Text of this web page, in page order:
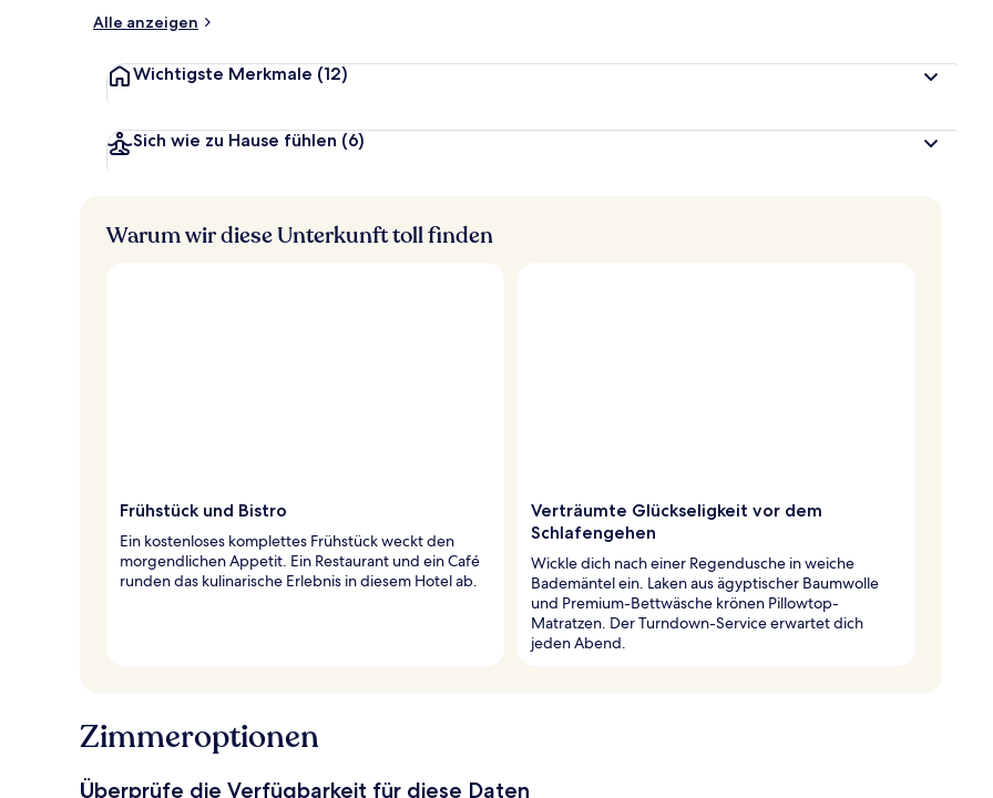
Alle anzeigen
Wichtigste Merkmale (12)
Sich wie zu Hause fühlen (6)
Warum wir diese Unterkunft toll finden
Frühstück und Bistro
Ein kostenloses komplettes Frühstück weckt den
morgendlichen Appetit. Ein Restaurant und ein Café
runden das kulinarische Erlebnis in diesem Hotel ab.
Verträumte Glückseligkeit vor dem
Schlafengehen
Wickle dich nach einer Regendusche in weiche
Bademäntel ein. Laken aus ägyptischer Baumwolle
und Premium-Bettwäsche krönen Pillowtop-
Matratzen. Der Turndown-Service erwartet dich
jeden Abend.
Zimmeroptionen
Überprüfe die Verfügbarkeit für diese Daten